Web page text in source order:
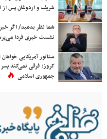
شریف و اردوغان پس از
شما نظر بدهید/ اگر
نشست خبری فردا
سناتور آمریکایی
کروز: فرقی نمی‌کند پسر
جمهوری اسلامی